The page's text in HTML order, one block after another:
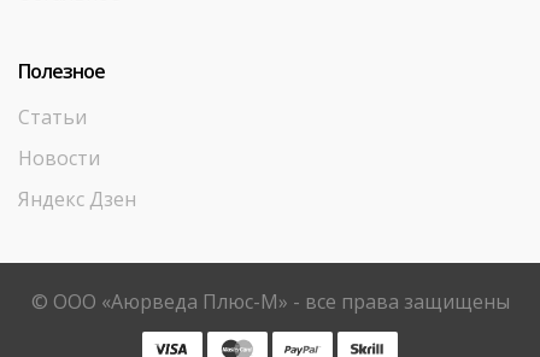
Полезное
Статьи
Новости
Яндекс Дзен
© ООО «Аюрведа Плюс-М» - все права защищены